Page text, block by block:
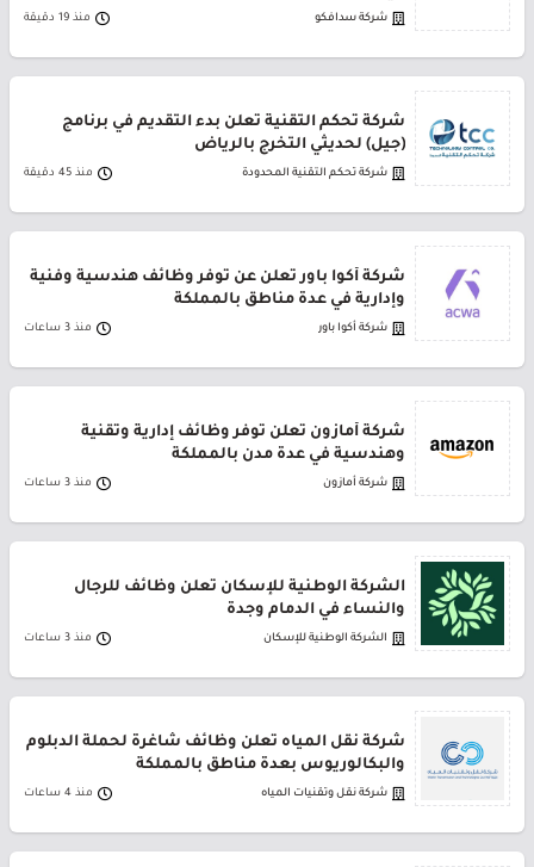
شركة سدافكو منذ 19 دقيقة
شركة تحكم التقنية تعلن بدء التقديم في برنامج
(جيل) لحديثي التخرج بالرياض
شركة تحكم التقنية المحدودة منذ 45 دقيقة
شركة أكوا باور تعلن عن توفر وظائف هندسية وفنية
وإدارية في عدة مناطق بالمملكة
شركة أكوا باور منذ 3 ساعات
شركة أمازون تعلن توفر وظائف إدارية وتقنية
وهندسية في عدة مدن بالمملكة
شركة أمازون منذ 3 ساعات
الشركة الوطنية للإسكان تعلن وظائف للرجال
والنساء في الدمام وجدة
الشركة الوطنية للإسكان منذ 3 ساعات
شركة نقل المياه تعلن وظائف شاغرة لحملة الدبلوم
والبكالوريوس بعدة مناطق بالمملكة
شركة نقل وتقنيات المياه منذ 4 ساعات